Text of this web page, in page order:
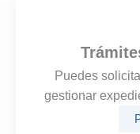
Puedes
gestionar